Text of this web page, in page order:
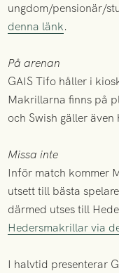
ungdom/pensionär/
denna länk.
På arenan
GAIS Tifo håller i
Makrillarna finns på
och Swish gäller även
Missa inte
Inför match kommer
utsett till bästa
därmed utses till
Hedersmakrillar via
I halvtid presenterar